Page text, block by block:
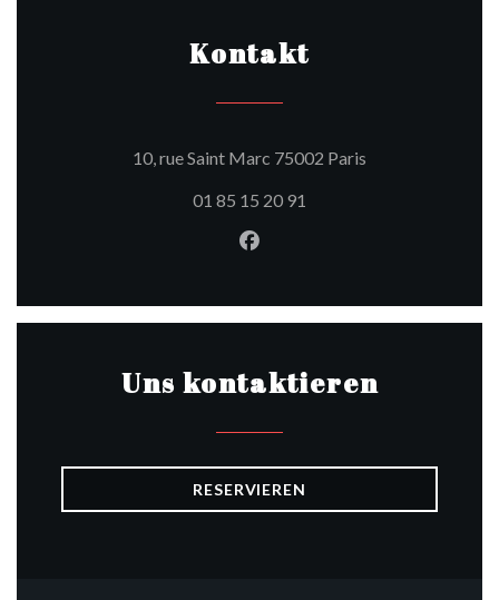
Kontakt
10, rue Saint Marc 75002 Paris
01 85 15 20 91
Facebook ((öffnet ein
Uns kontaktieren
RESERVIEREN